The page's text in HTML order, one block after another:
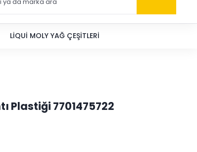
LIQUI MOLY YAĞ ÇEŞITLERI
Plastiği 7701475722